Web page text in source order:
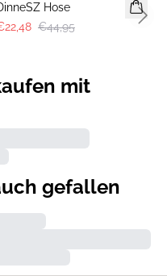
Hose
€44,95
mit
gefallen